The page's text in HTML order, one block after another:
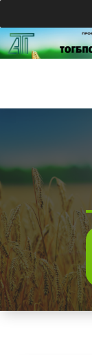
Перейти
к
содержимому
Г
Б
П
О
У
«
А
г